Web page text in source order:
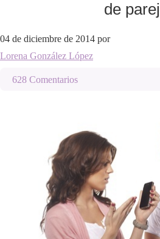
de
04 de diciembre de 2014 por
Lorena González López
628 Comentarios